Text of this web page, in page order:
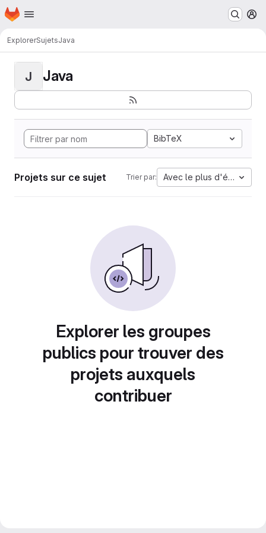
Passer au contenu principal
Page d'accueil
ExplorerSujetsJava
J Java
BibTeX
Projets sur ce sujet Trier par: Avec le plus d'étoiles
Explorer les groupes
publics pour trouver des
projets auxquels
contribuer